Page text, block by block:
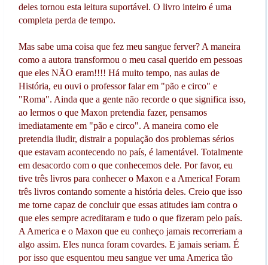
deles tornou esta leitura suportável. O livro inteiro é uma
completa perda de tempo.
Mas sabe uma coisa que fez meu sangue ferver? A maneira
como a autora transformou o meu casal querido em pessoas
que eles NÃO eram!!!! Há muito tempo, nas aulas de
História, eu ouvi o professor falar em "pão e circo" e
"Roma". Ainda que a gente não recorde o que significa isso,
ao lermos o que Maxon pretendia fazer, pensamos
imediatamente em "pão e circo". A maneira como ele
pretendia iludir, distrair a população dos problemas sérios
que estavam acontecendo no país, é lamentável. Totalmente
em desacordo com o que conhecemos dele. Por favor, eu
tive três livros para conhecer o Maxon e a America! Foram
três livros contando somente a história deles. Creio que isso
me torne capaz de concluir que essas atitudes iam contra o
que eles sempre acreditaram e tudo o que fizeram pelo país.
A America e o Maxon que eu conheço jamais recorreriam a
algo assim. Eles nunca foram covardes. E jamais seriam. É
por isso que esquentou meu sangue ver uma America tão